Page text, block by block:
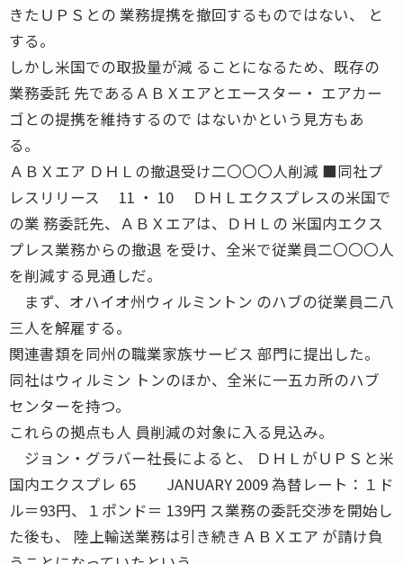
きたＵＰＳとの 業務提携を撤回するものではない、 と
する。
しかし米国での取扱量が減 ることになるため、既存の
業務委託 先であるＡＢＸエアとエースター・ エアカー
ゴとの提携を維持するので はないかという見方もあ
る。
ＡＢＸエア ＤＨＬの撤退受け二〇〇〇人削減 ■同社プ
レスリリース 11 ・ 10 ＤＨＬエクスプレスの米国で
の業 務委託先、ＡＢＸエアは、ＤＨＬの 米国内エクス
プレス業務からの撤退 を受け、全米で従業員二〇〇〇人
を削減する見通しだ。
まず、オハイオ州ウィルミントン のハブの従業員二八
三人を解雇する。
関連書類を同州の職業家族サービス 部門に提出した。
同社はウィルミン トンのほか、全米に一五カ所のハブ
センターを持つ。
これらの拠点も人 員削減の対象に入る見込み。
ジョン・グラバー社長によると、 ＤＨＬがＵＰＳと米
国内エクスプレ 65 JANUARY 2009 為替レート：１ド
ル＝93円、１ポンド＝ 139円 ス業務の委託交渉を開始し
た後も、 陸上輸送業務は引き続きＡＢＸエア が請け負